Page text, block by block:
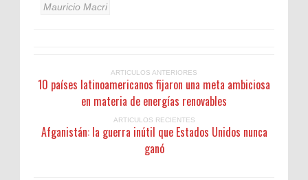
Mauricio Macri
ARTICULOS ANTERIORES
10 países latinoamericanos fijaron una meta ambiciosa
en materia de energías renovables
ARTICULOS RECIENTES
Afganistán: la guerra inútil que Estados Unidos nunca
ganó